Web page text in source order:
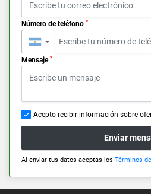
Número de teléfono *
▼
Mensaje *
Acepto recibir información sobre
Enviar
Al enviar tus datos aceptas los Términos